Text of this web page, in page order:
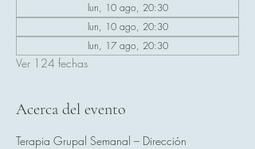
lun, 10 ago, 20:30
lun, 10 ago, 20:30
lun, 17 ago, 20:30
Ver 124 fechas
Acerca del evento
Terapia Grupal Semanal – Dirección